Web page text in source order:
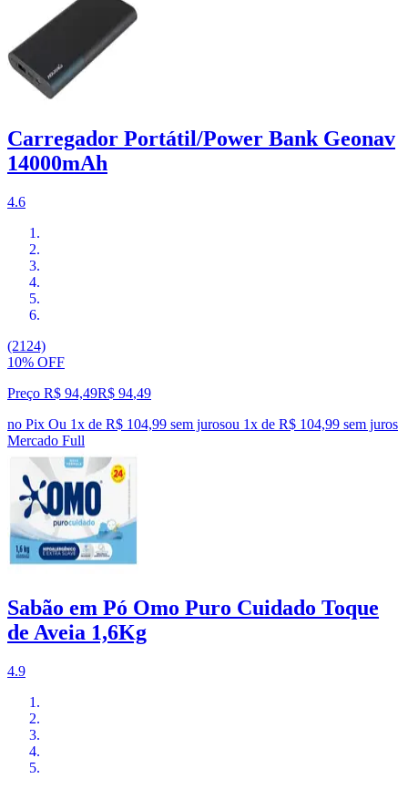
Carregador Portátil/Power Bank Geonav
14000mAh
4.6
(2124)
10% OFF
Preço R$ 94,49R$ 94,49
no Pix Ou 1x de R$ 104,99 sem jurosou 1x de R$ 104,99 sem juros
Mercado Full
Sabão em Pó Omo Puro Cuidado Toque
de Aveia 1,6Kg
4.9